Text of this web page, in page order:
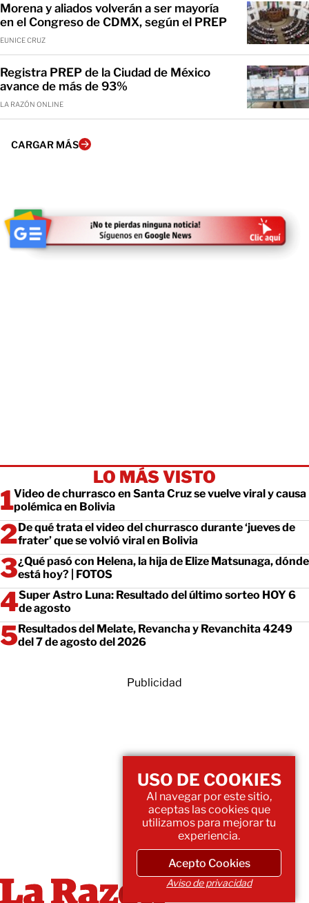
Morena y aliados volverán a ser mayoría
en el Congreso de CDMX, según el PREP
EUNICE CRUZ
Registra PREP de la Ciudad de México
avance de más de 93%
LA RAZÓN ONLINE
CARGAR MÁS
LO MÁS VISTO
Video de churrasco en Santa Cruz se vuelve viral y causa
polémica en Bolivia
De qué trata el video del churrasco durante ‘jueves de
frater’ que se volvió viral en Bolivia
¿Qué pasó con Helena, la hija de Elize Matsunaga, dónde
está hoy? | FOTOS
Super Astro Luna: Resultado del último sorteo HOY 6
de agosto
Resultados del Melate, Revancha y Revanchita 4249
del 7 de agosto del 2026
Publicidad
USO DE COOKIES
Al navegar por este sitio,
aceptas las cookies que
utilizamos para mejorar tu
experiencia.
Acepto Cookies
Aviso de privacidad